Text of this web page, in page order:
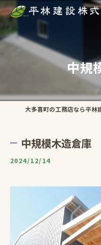
中規
中規模木造倉庫
2024/12/14